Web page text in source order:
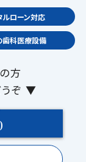
ルローン対応
歯科医療設備
方
うぞ ▼